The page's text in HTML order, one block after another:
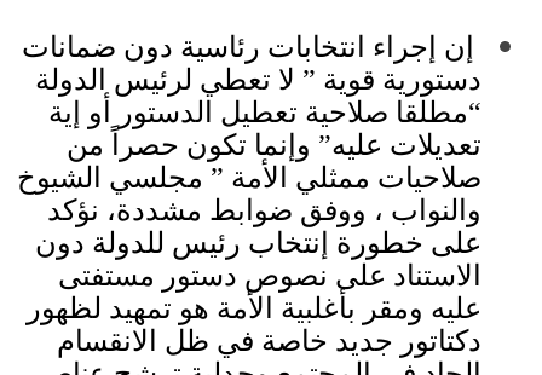
إن إجراء انتخابات رئاسية دون ضمانات
دستورية قوية ” لا تعطي لرئيس الدولة
“مطلقا صلاحية تعطيل الدستور أو إية
تعديلات عليه” وإنما تكون حصراً من
صلاحيات ممثلي الأمة ” مجلسي الشيوخ
والنواب ، ووفق ضوابط مشددة، نؤكد
على خطورة إنتخاب رئيس للدولة دون
الاستناد على نصوص دستور مستفتى
عليه ومقر بأغلبية الأمة هو تمهيد لظهور
دكتاتور جديد خاصة في ظل الانقسام